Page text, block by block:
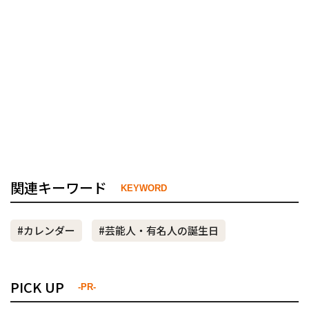
関連キーワード KEYWORD
#カレンダー #芸能人・有名人の誕生日
PICK UP -PR-